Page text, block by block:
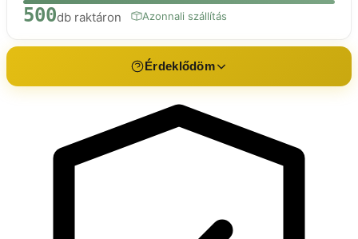
500db raktáron Azonnali szállítás
Érdeklődöm
Érdeklődés a termékről
Fenékszelep készlet kosárszűrővel
Név *